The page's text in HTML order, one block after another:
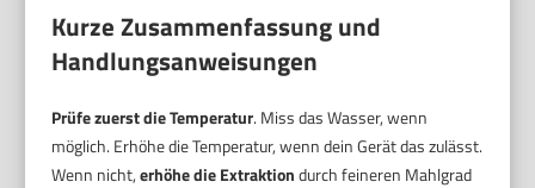
Kurze Zusammenfassung und
Handlungsanweisungen
Prüfe zuerst die Temperatur. Miss das Wasser, wenn
möglich. Erhöhe die Temperatur, wenn dein Gerät das zulässt.
Wenn nicht,erhöhe die Extraktiondurch feineren Mahlgrad